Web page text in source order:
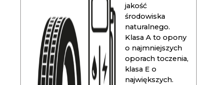
jakość
środowiska
naturalnego.
Klasa A to opony
o najmniejszych
oporach toczenia,
klasa E o
największych.